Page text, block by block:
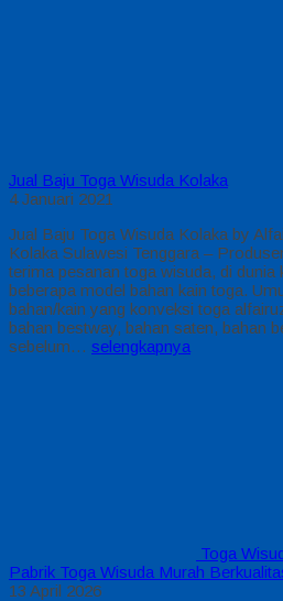
Jual Baju Toga Wisuda Kolaka
4 Januari 2021
Jual Baju Toga Wisuda Kolaka by
Kolaka Sulawesi Tenggara –
terima pesanan toga wisuda, di
beberapa model bahan kain toga.
bahan/kain yang konveksi toga
bahan bestway, bahan saten, bahan
sebelum… selengkapnya
Toga
Pabrik Toga Wisuda Murah
13 April 2026